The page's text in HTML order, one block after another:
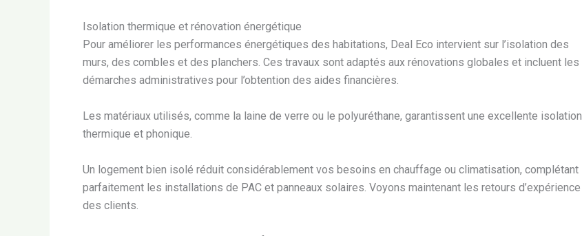
Isolation thermique et rénovation énergétique
Pour améliorer les performances énergétiques des habitations, Deal Eco intervient sur l’isolation des
murs, des combles et des planchers. Ces travaux sont adaptés aux rénovations globales et incluent les
démarches administratives pour l’obtention des aides financières.
Les matériaux utilisés, comme la laine de verre ou le polyuréthane, garantissent une excellente isolation
thermique et phonique.
Un logement bien isolé réduit considérablement vos besoins en chauffage ou climatisation, complétant
parfaitement les installations de PAC et panneaux solaires. Voyons maintenant les retours d’expérience
des clients.